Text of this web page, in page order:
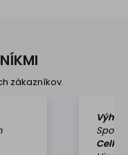
zákazníkov.